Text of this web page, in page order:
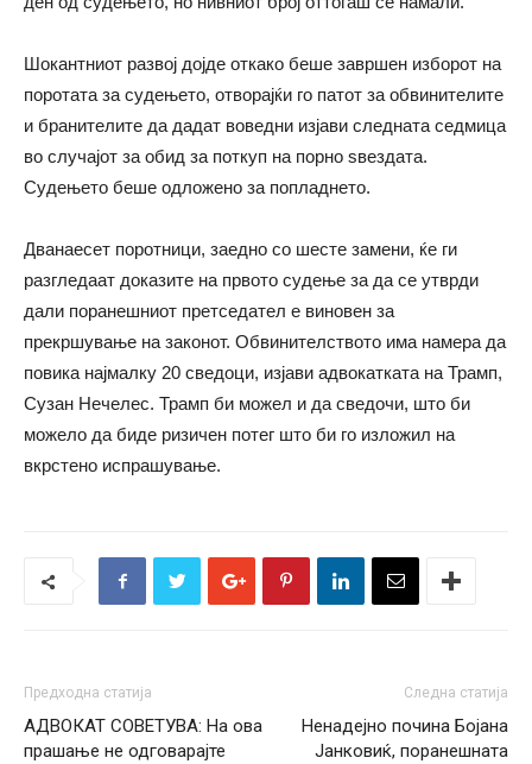
Шокантниот развој дојде откако беше завршен изборот на
поротата за судењето, отворајќи го патот за обвинителите
и бранителите да дадат воведни изјави следната седмица
во случајот за обид за поткуп на порно ѕвездата.
Судењето беше одложено за попладнето.
Дванаесет поротници, заедно со шесте замени, ќе ги
разгледаат доказите на првото судење за да се утврди
дали поранешниот претседател е виновен за
прекршување на законот. Обвинителството има намера да
повика најмалку 20 сведоци, изјави адвокатката на Трамп,
Сузан Нечелес. Трамп би можел и да сведочи, што би
можело да биде ризичен потег што би го изложил на
вкрстено испрашување.
Предходна статија
АДВОКАТ СОВЕТУВА: На ова
прашање не одговарајте
Следна статија
Ненадејно почина Бојана
Јанковиќ, поранешната